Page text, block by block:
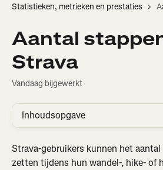
Statistieken, metrieken en prestaties
Aantal
Strava
Vandaag bijgewerkt
Inhoudsopgave
Strava-gebruikers kunnen het
zetten tijdens hun wandel-, hike- of